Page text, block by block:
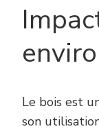
Le bois est
son